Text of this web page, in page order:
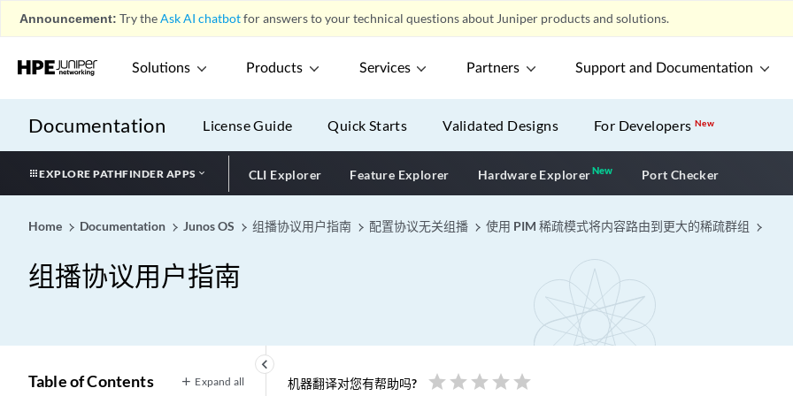
Announcement: Try theAsk AI chatbotfor answers to your technical questions about Juniper products and solutions.
Solutions Products Services Partners Support and Documentation
Documentation License Guide Quick Starts Validated Designs For DevelopersNew
EXPLORE PATHFINDER APPS CLI Explorer Feature Explorer Hardware ExplorerNewNew application
Port Checker
Home Documentation Junos OS 组播协议用户指南 配置协议无关组播 使用 PIM 稀疏模式将内容路由到更大的稀疏群组
组播协议用户指南
keyboard_arrow_left
Table of Contents Expand all 机器翻译对您有帮助吗? star star star star star